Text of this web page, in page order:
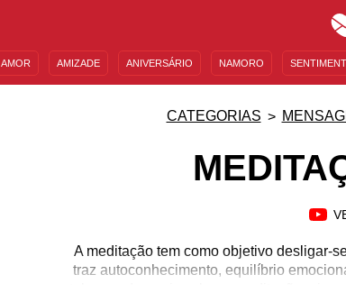
AMOR AMIZADE ANIVERSÁRIO NAMORO
CATEGORIAS
A meditação tem como objetivo desligar-
traz autoconhecimento, equilíbrio
tal aprender mais sobre a meditação e